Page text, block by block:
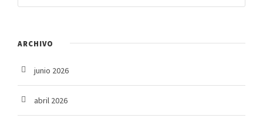
ARCHIVO
junio 2026
abril 2026